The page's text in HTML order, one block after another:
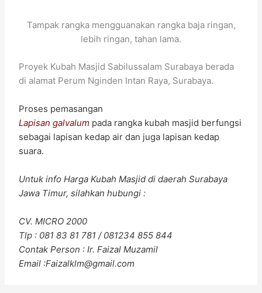
Tampak rangka mengguanakan rangka baja ringan,
lebih ringan, tahan lama.
Proyek Kubah Masjid Sabilussalam Surabaya berada
di alamat Perum Nginden Intan Raya, Surabaya.
Proses pemasangan
Lapisan galvalum pada rangka kubah masjid berfungsi
sebagai lapisan kedap air dan juga lapisan kedap
suara.
Untuk info Harga Kubah Masjid di daerah Surabaya
Jawa Timur, silahkan hubungi :
CV. MICRO 2000
Tlp : 081 83 81 781 / 081234 855 844
Contak Person : Ir. Faizal Muzamil
Email :Faizalklm@gmail.com